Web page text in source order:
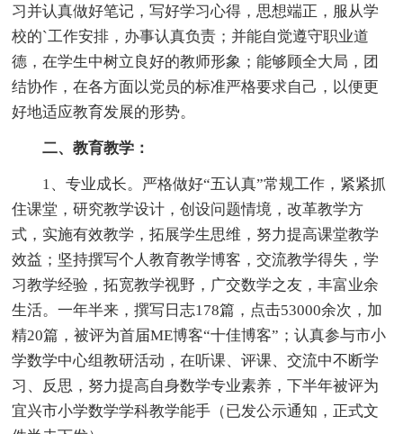
习并认真做好笔记，写好学习心得，思想端正，服从学
校的`工作安排，办事认真负责；并能自觉遵守职业道
德，在学生中树立良好的教师形象；能够顾全大局，团
结协作，在各方面以党员的标准严格要求自己，以便更
好地适应教育发展的形势。
二、教育教学：
1、专业成长。严格做好“五认真”常规工作，紧紧抓
住课堂，研究教学设计，创设问题情境，改革教学方
式，实施有效教学，拓展学生思维，努力提高课堂教学
效益；坚持撰写个人教育教学博客，交流教学得失，学
习教学经验，拓宽教学视野，广交数学之友，丰富业余
生活。一年半来，撰写日志178篇，点击53000余次，加
精20篇，被评为首届ME博客“十佳博客”；认真参与市小
学数学中心组教研活动，在听课、评课、交流中不断学
习、反思，努力提高自身数学专业素养，下半年被评为
宜兴市小学数学学科教学能手（已发公示通知，正式文